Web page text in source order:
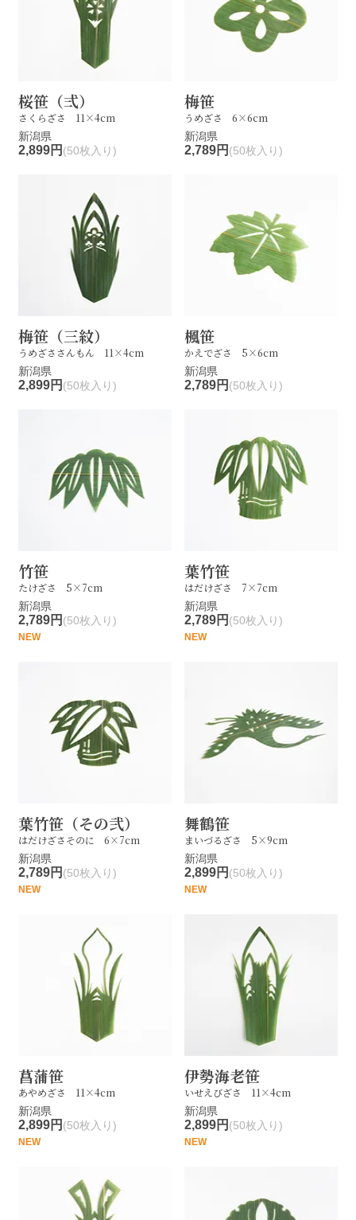
桜笹（弍）
さくらざさ 11×4cm
新潟県
2,899円 (50枚入り)
梅笹
うめざさ 6×6cm
新潟県
2,789円 (50枚入り)
梅笹（三紋）
うめざささんもん 11×4cm
新潟県
2,899円 (50枚入り)
楓笹
かえでざさ 5×6cm
新潟県
2,789円 (50枚入り)
竹笹
たけざさ 5×7cm
新潟県
2,789円 (50枚入り)
NEW
葉竹笹
はだけざさ 7×7cm
新潟県
2,789円 (50枚入り)
NEW
葉竹笹（その弐）
はだけざさそのに 6×7cm
新潟県
2,789円 (50枚入り)
NEW
舞鶴笹
まいづるざさ 5×9cm
新潟県
2,899円 (50枚入り)
NEW
菖蒲笹
あやめざさ 11×4cm
新潟県
2,899円 (50枚入り)
NEW
伊勢海老笹
いせえびざさ 11×4cm
新潟県
2,899円 (50枚入り)
NEW